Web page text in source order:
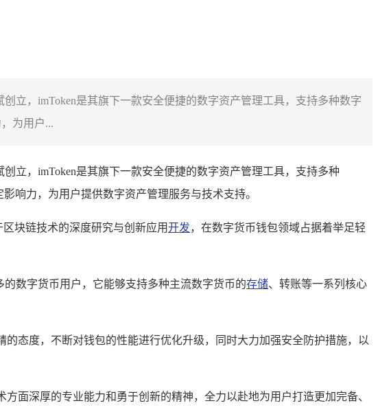
立，imToken是其旗下一款安全便捷的数字资产管理工具，支持多种数字
为用户...
立，imToken是其旗下一款安全便捷的数字资产管理工具，支持多种
响力，为用户提供数字资产管理服务与技术支持。
块链技术的深度研究与创新应用开发，在数字货币钱包领域占据着举足轻
数字货币用户，它能够支持多种主流数字货币的存储、转账等一系列核心
的态度，不断对钱包的性能进行优化升级，同时大力加强安全防护措施，以
面深厚的专业能力和勇于创新的精神，全力以赴地为用户打造更加完备、